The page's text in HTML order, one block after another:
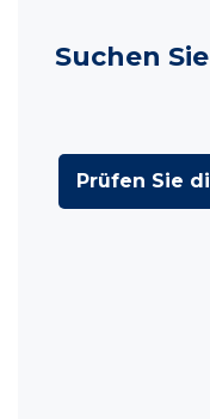
Suchen
Prüfen Sie